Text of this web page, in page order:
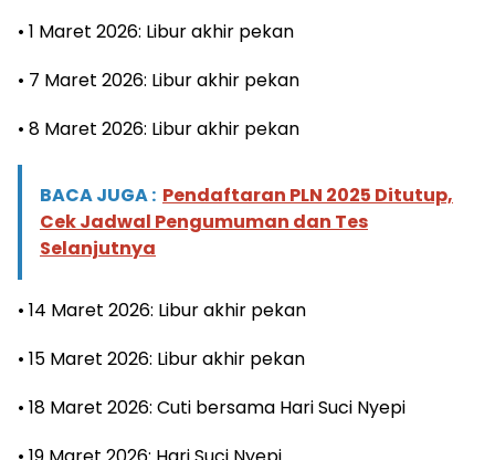
• 1 Maret 2026: Libur akhir pekan
• 7 Maret 2026: Libur akhir pekan
• 8 Maret 2026: Libur akhir pekan
BACA JUGA : Pendaftaran PLN 2025 Ditutup,
Cek Jadwal Pengumuman dan Tes
Selanjutnya
• 14 Maret 2026: Libur akhir pekan
• 15 Maret 2026: Libur akhir pekan
• 18 Maret 2026: Cuti bersama Hari Suci Nyepi